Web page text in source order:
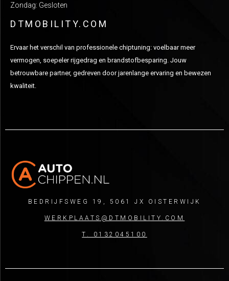
Zondag: Gesloten
DTMOBILITY.COM
Ervaar het verschil van professionele chiptuning: voelbaar meer
vermogen, soepeler rijgedrag en brandstofbesparing. Jouw
betrouwbare partner, gedreven door jarenlange ervaring en bewezen
kwaliteit.
BEDRIJFSWEG 19, 5061 JX OISTERWIJK
WERKPLAATS@DTMOBILITY.COM
T. 0132045100